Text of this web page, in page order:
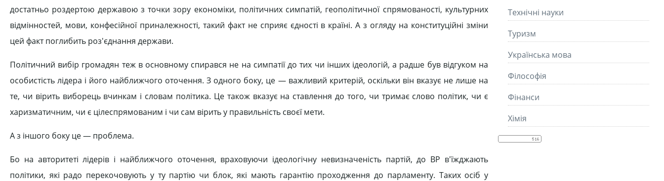
достатньо роздертою державою з точки зору економіки, політичних симпатій, геополітичної спрямованості, культурних
відмінностей, мови, конфесійної приналежності, такий факт не сприяє єдності в країні. А з огляду на конституційні зміни
цей факт поглибить роз'єднання держави.
Політичний вибір громадян теж в основному спирався не на симпатії до тих чи інших ідеологій, а радше був відгуком на
особистість лідера і його найближчого оточення. З одного боку, це — важливий критерій, оскільки він вказує не лише на
те, чи вірить виборець вчинкам і словам політика. Це також вказує на ставлення до того, чи тримає слово політик, чи є
харизматичним, чи є цілеспрямованим і чи сам вірить у правильність своєї мети.
А з іншого боку це — проблема.
Бо на авторитеті лідерів і найближчого оточення, враховуючи ідеологічну невизначеність партій, до ВР в'їжджають
політики, які радо перекочовують у ту партію чи блок, які мають гарантію проходження до парламенту. Таких осіб у
Технічні науки
Туризм
Українська мова
Філософія
Фінанси
Хімія